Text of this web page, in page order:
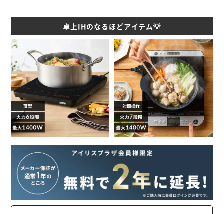
卓上IHのなるほどアイテム💡